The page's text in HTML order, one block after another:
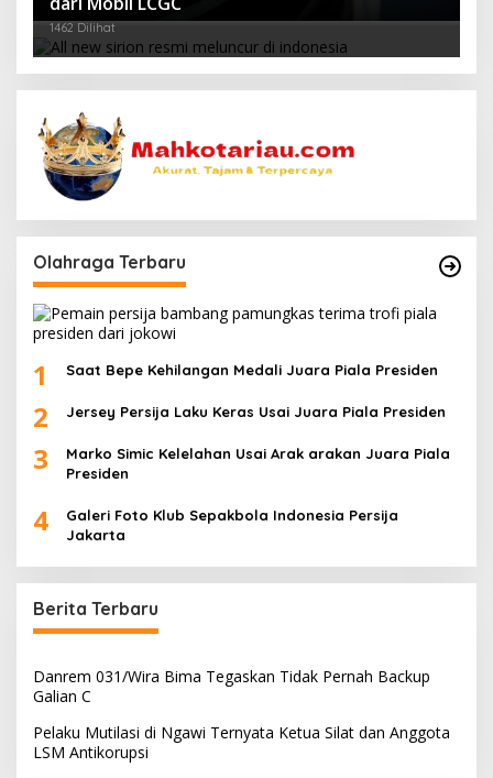
1462 Dilihat
Olahraga Terbaru
1 Saat Bepe Kehilangan Medali Juara Piala Presiden
2 Jersey Persija Laku Keras Usai Juara Piala Presiden
3
Marko Simic Kelelahan Usai Arak arakan Juara Piala
Presiden
4
Galeri Foto Klub Sepakbola Indonesia Persija
Jakarta
Berita Terbaru
Danrem 031/Wira Bima Tegaskan Tidak Pernah Backup
Galian C
Pelaku Mutilasi di Ngawi Ternyata Ketua Silat dan Anggota
LSM Antikorupsi